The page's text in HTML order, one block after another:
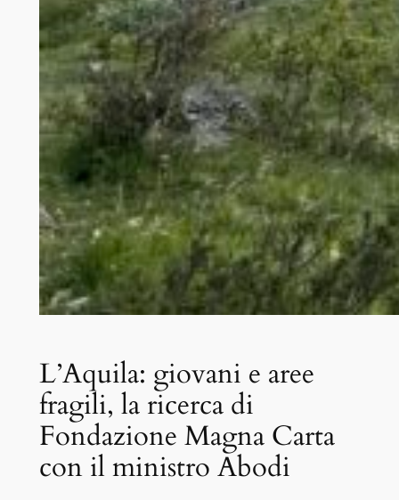
L’Aquila: giovani e aree
fragili, la ricerca di
Fondazione Magna Carta
con il ministro Abodi